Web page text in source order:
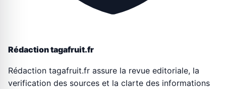
Rédaction tagafruit.fr
Rédaction tagafruit.fr assure la revue editoriale, la
verification des sources et la clarte des informations